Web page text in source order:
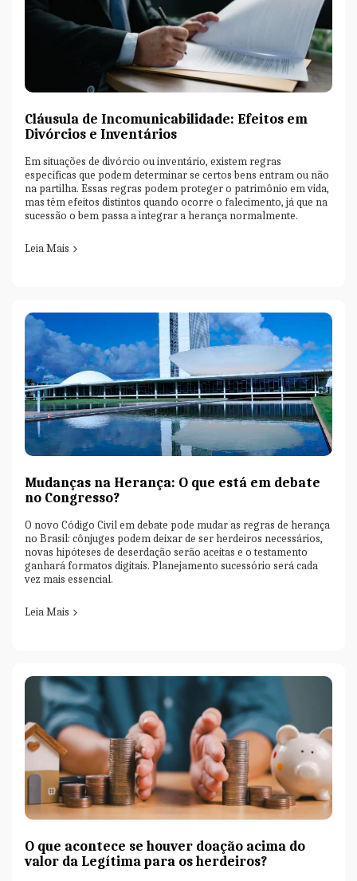
Cláusula de Incomunicabilidade: Efeitos em
Divórcios e Inventários
Em situações de divórcio ou inventário, existem regras
específicas que podem determinar se certos bens entram ou não
na partilha. Essas regras podem proteger o patrimônio em vida,
mas têm efeitos distintos quando ocorre o falecimento, já que na
sucessão o bem passa a integrar a herança normalmente.
Leia Mais
Mudanças na Herança: O que está em debate
no Congresso?
O novo Código Civil em debate pode mudar as regras de herança
no Brasil: cônjuges podem deixar de ser herdeiros necessários,
novas hipóteses de deserdação serão aceitas e o testamento
ganhará formatos digitais. Planejamento sucessório será cada
vez mais essencial.
Leia Mais
O que acontece se houver doação acima do
valor da Legítima para os herdeiros?